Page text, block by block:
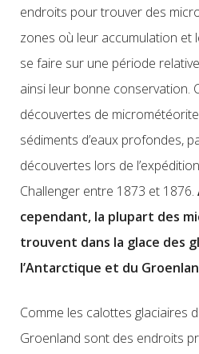
endroits pour trouver des
zones où leur accumulation
se faire sur une période
ainsi leur bonne conservation.
découvertes de
sédiments d’eaux profondes,
découvertes lors de
Challenger entre 1873 et 1876.
cependant, la plupart des
trouvent dans la glace des
l’Antarctique et du
Comme les calottes glaciaires
Groenland sont des endroits